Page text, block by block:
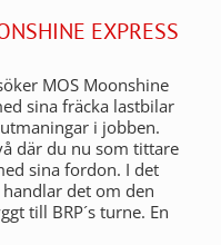
EXPRESS
MOS Moonshine
sina fräcka lastbilar
i jobben.
där du nu som tittare
sina fordon. I det
det om den
till BRP´s turne. En